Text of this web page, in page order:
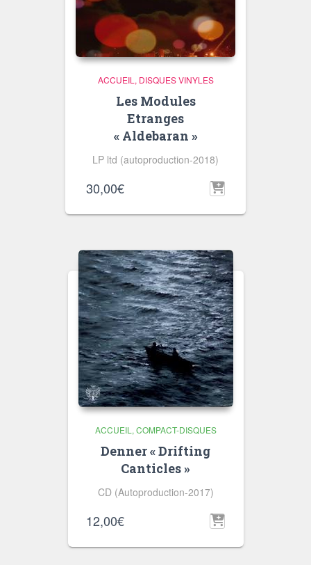
ACCUEIL DISQUES VINYLES
Les Modules
Etranges
« Aldebaran »
LP ltd (autoproduction-2018)
30,00€
ACCUEIL COMPACT-DISQUES
Denner « Drifting
Canticles »
CD (Autoproduction-2017)
12,00€